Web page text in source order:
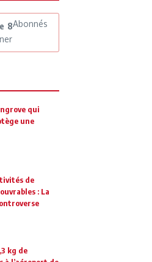
8Abonnés
qui
une
de
: La
kg de